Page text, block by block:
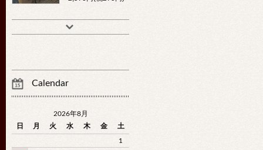
Calendar
2026年8月
日
月 火 水 木 金 土
1